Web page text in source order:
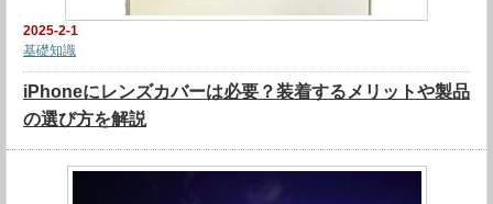
2025-2-1
基礎知識
iPhoneにレンズカバーは必要？装着するメリットや製品
の選び方を解説